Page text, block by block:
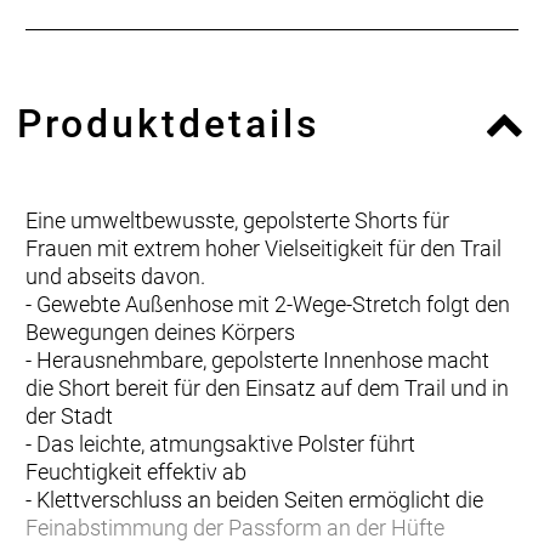
Produktdetails
Eine umweltbewusste, gepolsterte Shorts für
Frauen mit extrem hoher Vielseitigkeit für den Trail
und abseits davon.
- Gewebte Außenhose mit 2-Wege-Stretch folgt den
Bewegungen deines Körpers
- Herausnehmbare, gepolsterte Innenhose macht
die Short bereit für den Einsatz auf dem Trail und in
der Stadt
- Das leichte, atmungsaktive Polster führt
Feuchtigkeit effektiv ab
- Klettverschluss an beiden Seiten ermöglicht die
Feinabstimmung der Passform an der Hüfte